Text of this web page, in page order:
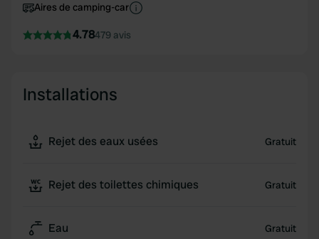
Aires de camping-car
4.78479 avis
Installations
Rejet des eaux usées Gratuit
Rejet des toilettes chimiques Gratuit
Eau Gratuit